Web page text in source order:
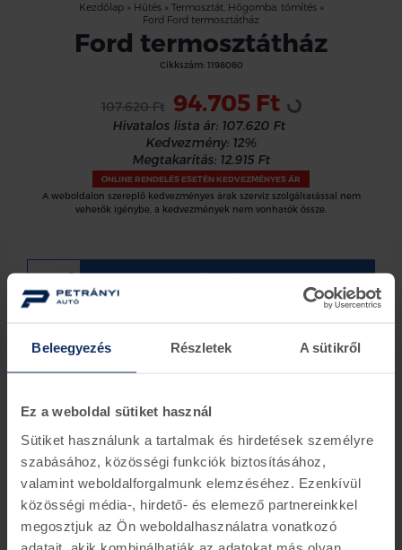
Beleegyezés Részletek A sütikről
Ez a weboldal sütiket használ
Sütiket használunk a tartalmak és hirdetések személyre
szabásához, közösségi funkciók biztosításához,
valamint weboldalforgalmunk elemzéséhez. Ezenkívül
közösségi média-, hirdető- és elemező partnereinkkel
megosztjuk az Ön weboldalhasználatra vonatkozó
adatait, akik kombinálhatják az adatokat más olyan
Kezdőlap» Hűtés» Termosztát, Hőgomba, tömítés»
Ford Ford termosztátház
Ford termosztátház
Cikkszám: 1198060
107.620 Ft 94.705 Ft
Hivatalos lista ár: 107.620 Ft
Kedvezmény: 12%
Megtakarítás: 12.915 Ft
ONLINE RENDELÉS ESETÉN KEDVEZMÉNYES ÁR
A weboldalon szereplő kedvezményes árak szerviz szolgáltatással nem
vehetők igénybe, a kedvezmények nem vonhatók össze.
Kosárba
Információk
Tervezési szám: 2S4Q-9K478-AD
Vissza az előző oldalra